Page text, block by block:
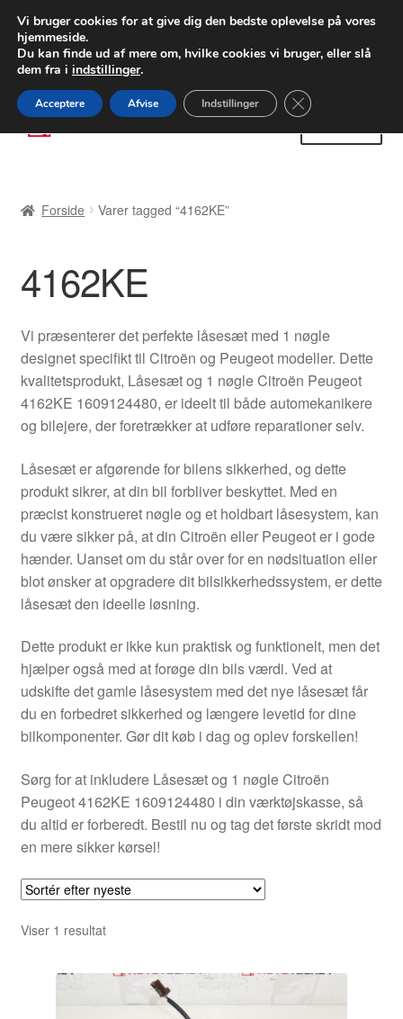
LEVERING fra 55 kr.
FEDEX verdensomspændende forsendelse
80 82 72 02
Spring
til
Spring
til
Betalinger
Kasse
Klageprocedure
Kontakte
Kurv
Levering
Min Konto
Om os
Privatlivspolitik
Vilkår og betingelser
Forside Varer tagged “4162KE”
4162KE
Vi præsenterer det perfekte låsesæt med 1 nøgle
designet specifikt til Citroën og Peugeot modeller. Dette
kvalitetsprodukt, Låsesæt og 1 nøgle Citroën Peugeot
4162KE 1609124480, er ideelt til både automekanikere
og bilejere, der foretrækker at udføre reparationer selv.
Låsesæt er afgørende for bilens sikkerhed, og dette
produkt sikrer, at din bil forbliver beskyttet. Med en
præcist konstrueret nøgle og et holdbart låsesystem, kan
du være sikker på, at din Citroën eller Peugeot er i gode
hænder. Uanset om du står over for en nødsituation eller
blot ønsker at opgradere dit bilsikkerhedssystem, er dette
låsesæt den ideelle løsning.
Dette produkt er ikke kun praktisk og funktionelt, men det
hjælper også med at forøge din bils værdi. Ved at
udskifte det gamle låsesystem med det nye låsesæt får
du en forbedret sikkerhed og længere levetid for dine
bilkomponenter. Gør dit køb i dag og oplev forskellen!
Sørg for at inkludere Låsesæt og 1 nøgle Citroën
Peugeot 4162KE 1609124480 i din værktøjskasse, så
du altid er forberedt. Bestil nu og tag det første skridt mod
en mere sikker kørsel!
Viser 1 resultat
Vi bruger cookies for at give dig den bedste oplevelse på vores
hjemmeside.
Du kan finde ud af mere om, hvilke cookies vi bruger, eller slå
dem fra i indstillinger.
Acceptere Afvise Indstillinger Close GDPR